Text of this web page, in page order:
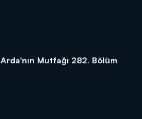
Arda'nın Mutfağı 282. Bölüm